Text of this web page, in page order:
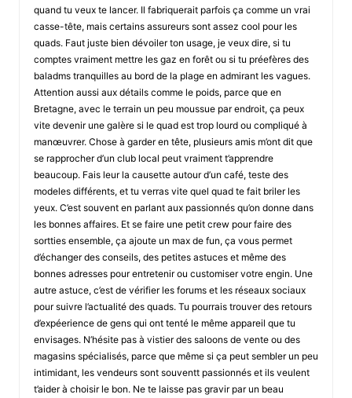
quand tu veux te lancer. Il fabriquerait parfois ça comme un vrai
casse-tête, mais certains assureurs sont assez cool pour les
quads. Faut juste bien dévoiler ton usage, je veux dire, si tu
comptes vraiment mettre les gaz en forêt ou si tu préefères des
baladms tranquilles au bord de la plage en admirant les vagues.
Attention aussi aux détails comme le poids, parce que en
Bretagne, avec le terrain un peu moussue par endroit, ça peux
vite devenir une galère si le quad est trop lourd ou compliqué à
manœuvrer. Chose à garder en tête, plusieurs amis m’ont dit que
se rapprocher d’un club local peut vraiment t’apprendre
beaucoup. Fais leur la causette autour d’un café, teste des
modeles différents, et tu verras vite quel quad te fait briler les
yeux. C’est souvent en parlant aux passionnés qu’on donne dans
les bonnes affaires. Et se faire une petit crew pour faire des
sortties ensemble, ça ajoute un max de fun, ça vous permet
d’échanger des conseils, des petites astuces et même des
bonnes adresses pour entretenir ou customiser votre engin. Une
autre astuce, c’est de vérifier les forums et les réseaux sociaux
pour suivre l’actualité des quads. Tu pourrais trouver des retours
d’expéerience de gens qui ont tenté le même appareil que tu
envisages. N’hésite pas à vistier des saloons de vente ou des
magasins spécialisés, parce que même si ça peut sembler un peu
intimidant, les vendeurs sont souventt passionnés et ils veulent
t’aider à choisir le bon. Ne te laisse pas gravir par un beau